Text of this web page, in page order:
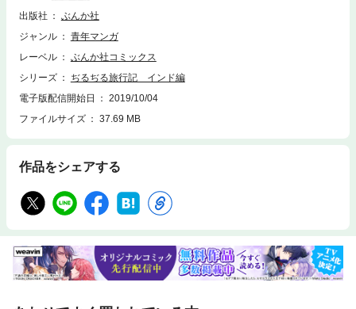
出版社
ぶんか社
ジャンル
青年マンガ
レーベル
ぶんか社コミックス
シリーズ
ぢるぢる旅行記 インド編
電子版配信開始日
2019/10/04
ファイルサイズ
37.69 MB
作品をシェアする